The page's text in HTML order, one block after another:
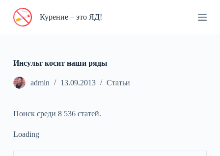
П
и
Курение – это ЯД!
Инсульт косит наши ряды
admin 13.09.2013 Статьи
Поиск среди 8 536 статей.
Loading